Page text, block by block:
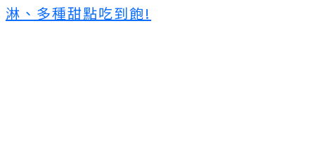
淋、多種甜點吃到飽!